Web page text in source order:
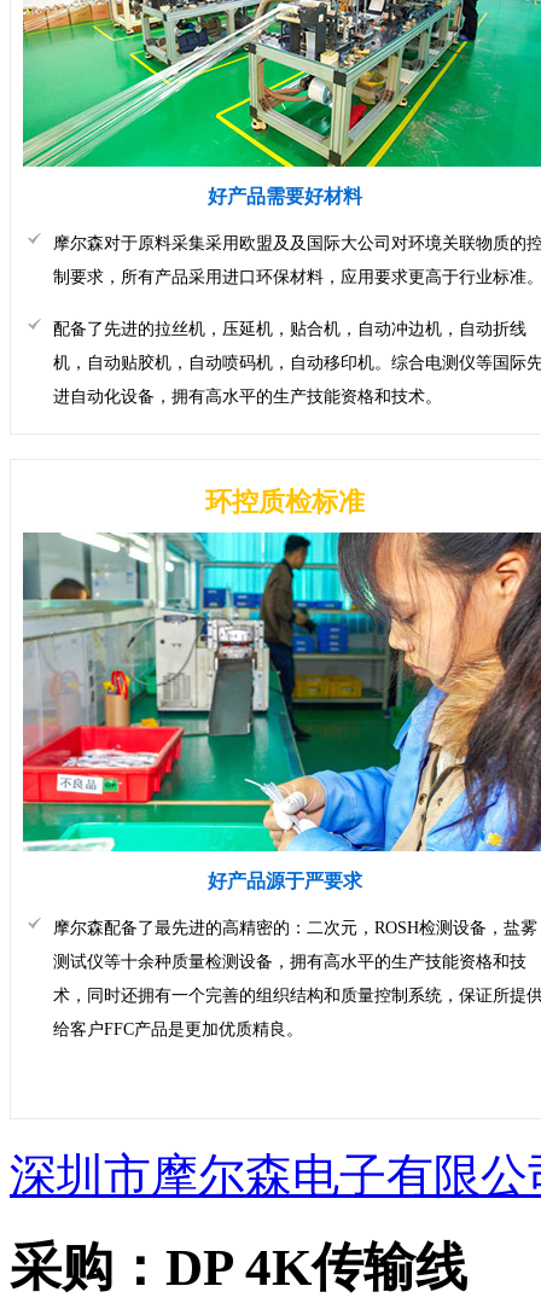
好产品需要好材料
摩尔森对于原料采集采用欧盟及及国际大公司对环境关联物质的
制要求，所有产品采用进口环保材料，应用要求更高于行业标准
配备了先进的拉丝机，压延机，贴合机，自动冲边机，自动折线
机，自动贴胶机，自动喷码机，自动移印机。综合电测仪等国际
进自动化设备，拥有高水平的生产技能资格和技术。
环控质检标准
好产品源于严要求
摩尔森配备了最先进的高精密的：二次元，ROSH检测设备，盐雾
测试仪等十余种质量检测设备，拥有高水平的生产技能资格和技
术，同时还拥有一个完善的组织结构和质量控制系统，保证所提
给客户FFC产品是更加优质精良。
深圳市摩尔森电子有限公
采购： DP 4K传输线